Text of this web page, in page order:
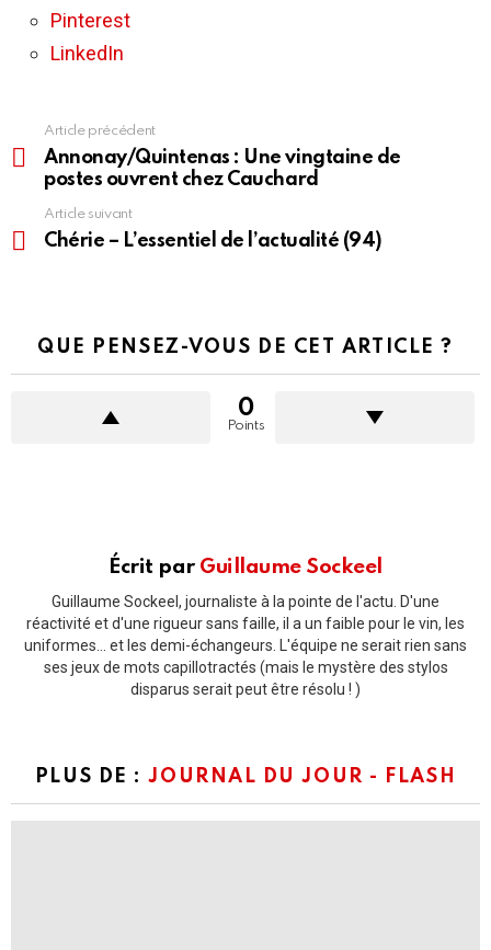
Pinterest
LinkedIn
voir
Article précédent
Annonay/Quintenas : Une vingtaine de
postes ouvrent chez Cauchard
Article suivant
Chérie – L’essentiel de l’actualité (94)
QUE PENSEZ-VOUS DE CET ARTICLE ?
0
Points
Écrit par Guillaume Sockeel
Guillaume Sockeel, journaliste à la pointe de l'actu. D'une
réactivité et d'une rigueur sans faille, il a un faible pour le vin, les
uniformes... et les demi-échangeurs. L'équipe ne serait rien sans
ses jeux de mots capillotractés (mais le mystère des stylos
disparus serait peut être résolu ! )
PLUS DE :JOURNAL DU JOUR - FLASH